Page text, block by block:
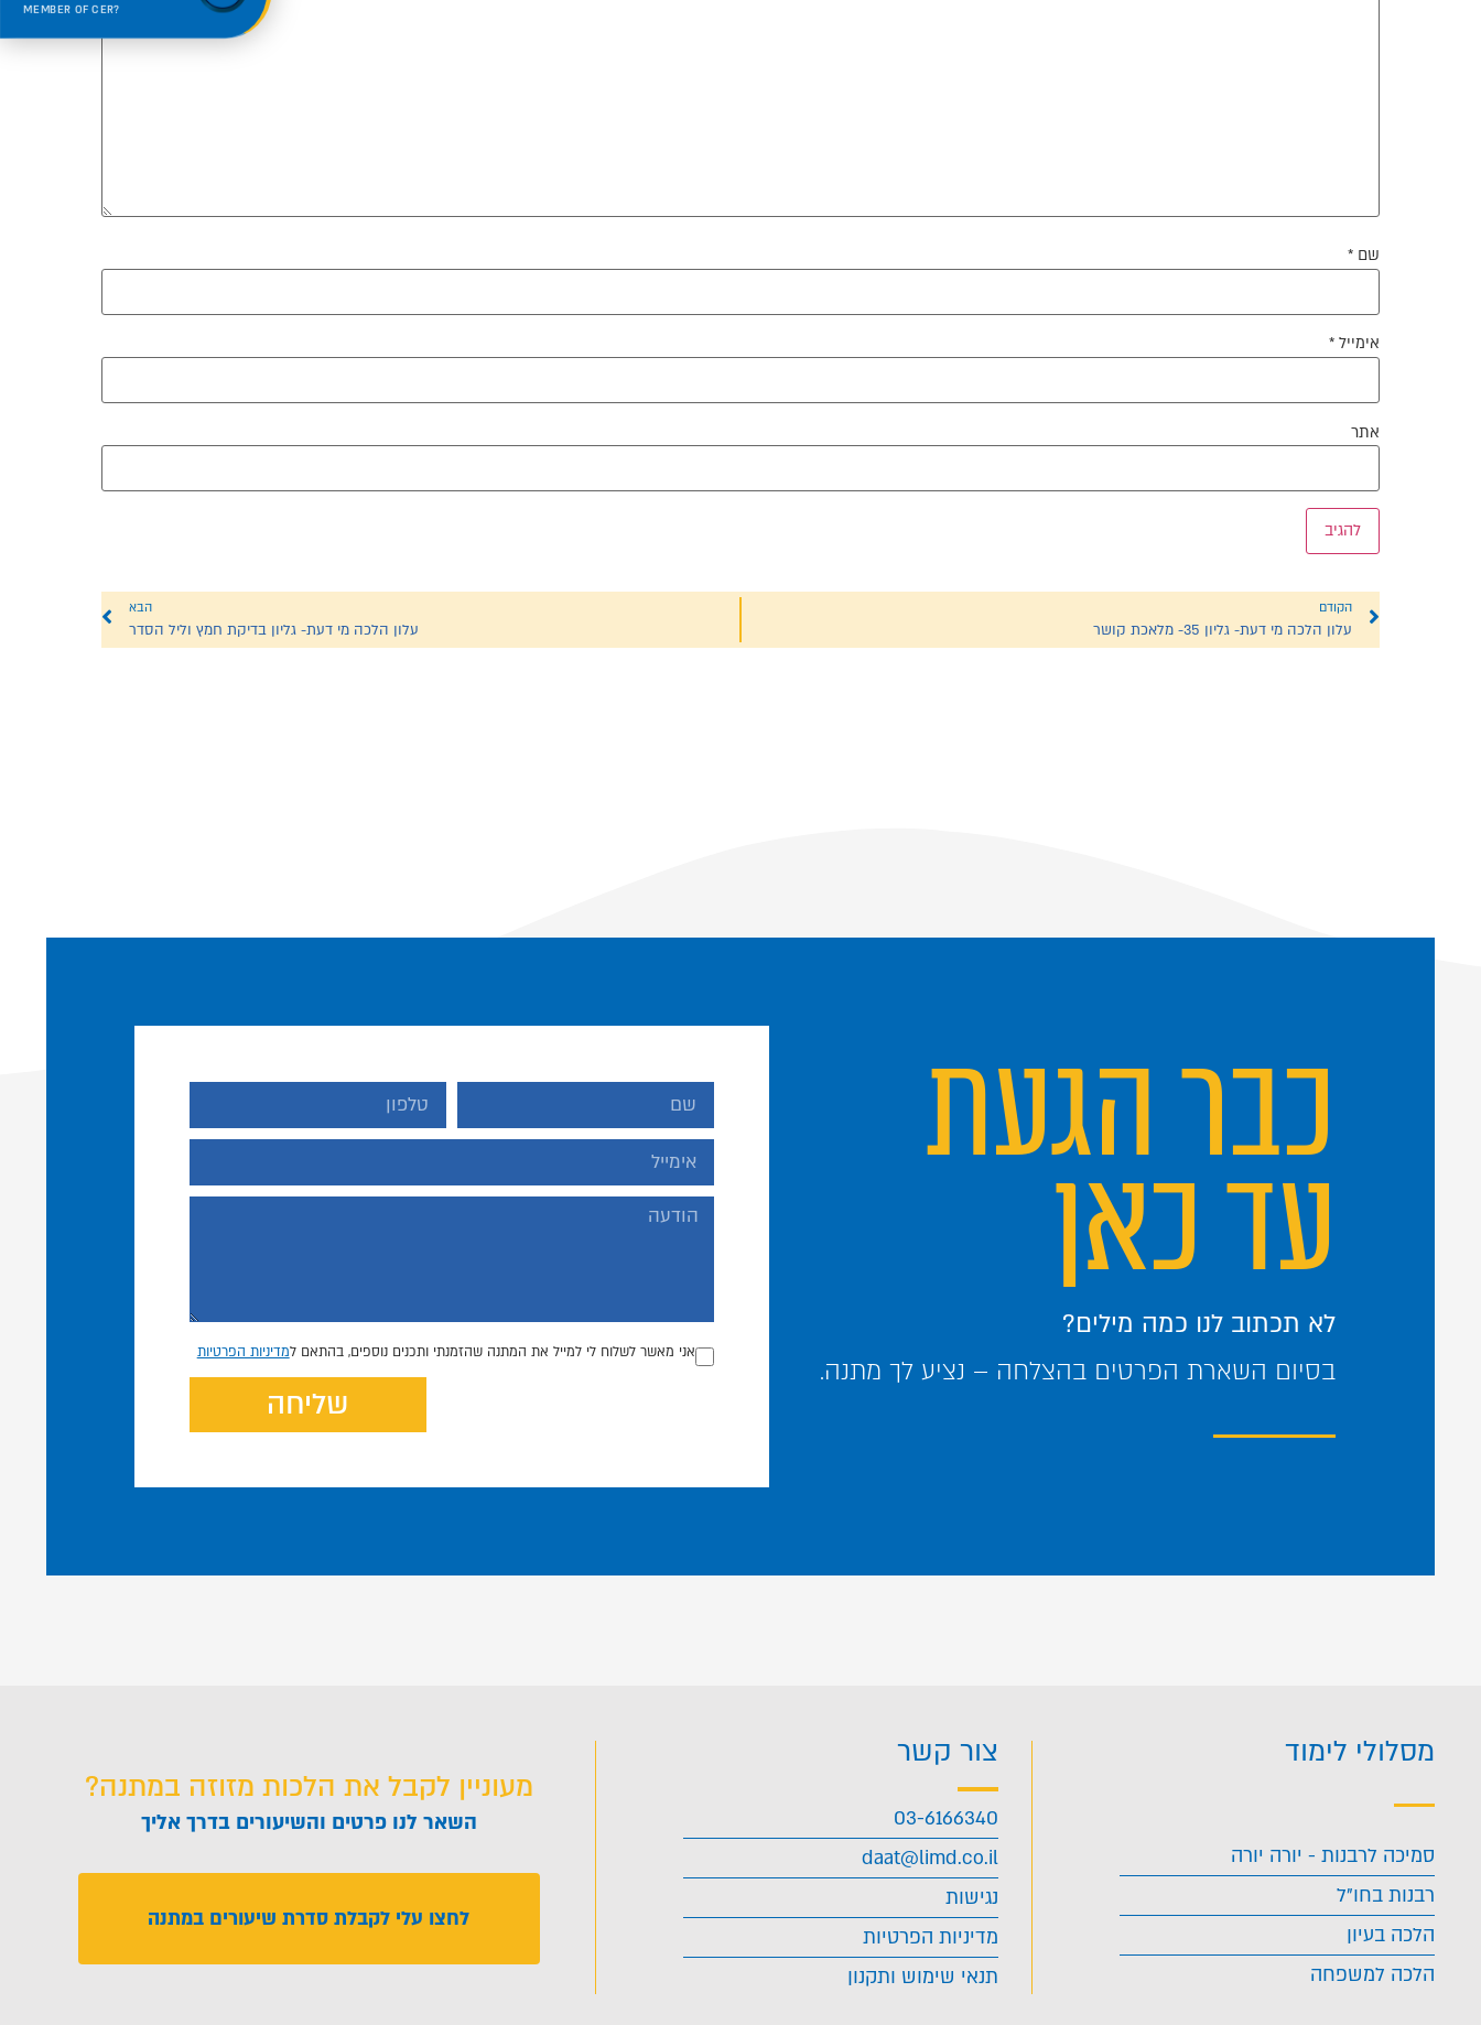
שם *
אימייל *
אתר
הקודם
עלון הלכה מי דעת- גליון 35- מלאכת קושר
הבא
עלון הלכה מי דעת- גליון בדיקת חמץ וליל הסדר
כבר הגעת
עד כאן
לא תכתוב לנו כמה מילים?
בסיום השארת הפרטים בהצלחה – נציע לך מתנה.
אני מאשר לשלוח לי למייל את המתנה שהזמנתי ותכנים נוספים, בהתאם למדיניות הפרטיות
שליחה
מסלולי לימוד
סמיכה לרבנות - יורה יורה
רבנות בחו"ל
הלכה בעיון
הלכה למשפחה
צור קשר
03-6166340
daat@limd.co.il
נגישות
מדיניות הפרטיות
תנאי שימוש ותקנון
מעוניין לקבל את הלכות מזוזה במתנה?
השאר לנו פרטים והשיעורים בדרך אליך
לחצו עלי לקבלת סדרת שיעורים במתנה
MEMBER OF CER?
Welcome to the new portal